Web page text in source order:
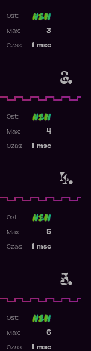
3.
Ost:
3
Max:
msc
Czas:
4.
Ost:
4
Max:
msc
Czas:
5.
Ost:
5
Max:
msc
Czas:
Ost:
6
Max:
msc
Czas: